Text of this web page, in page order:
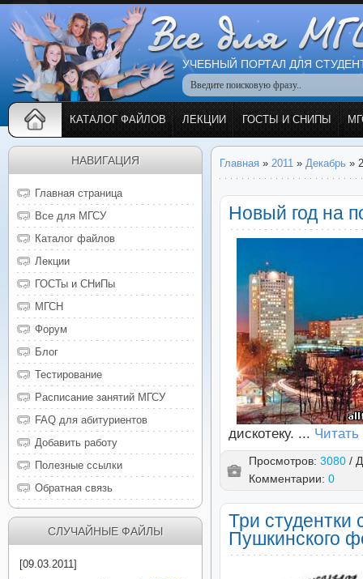
УЧЕБНЫЙ ПОРТАЛ ДЛЯ
КАТАЛОГ ФАЙЛОВ ЛЕКЦИИ ГОСТЫ И СНИПЫ
Главная » 2011 » Декабрь »
Новый год на
дискотеку. ...
Просмотров: 3080 /
Комментарии: 0
Три студентки
Пушкинского
НАВИГАЦИЯ
Главная страница
Все для МГСУ
Каталог файлов
Лекции
ГОСТы и СНиПы
МГСН
Форум
Блог
Тестирование
Расписание занятий МГСУ
FAQ для абитуриентов
Добавить работу
Полезные ссылки
Обратная связь
СЛУЧАЙНЫЕ ФАЙЛЫ
[09.03.2011]